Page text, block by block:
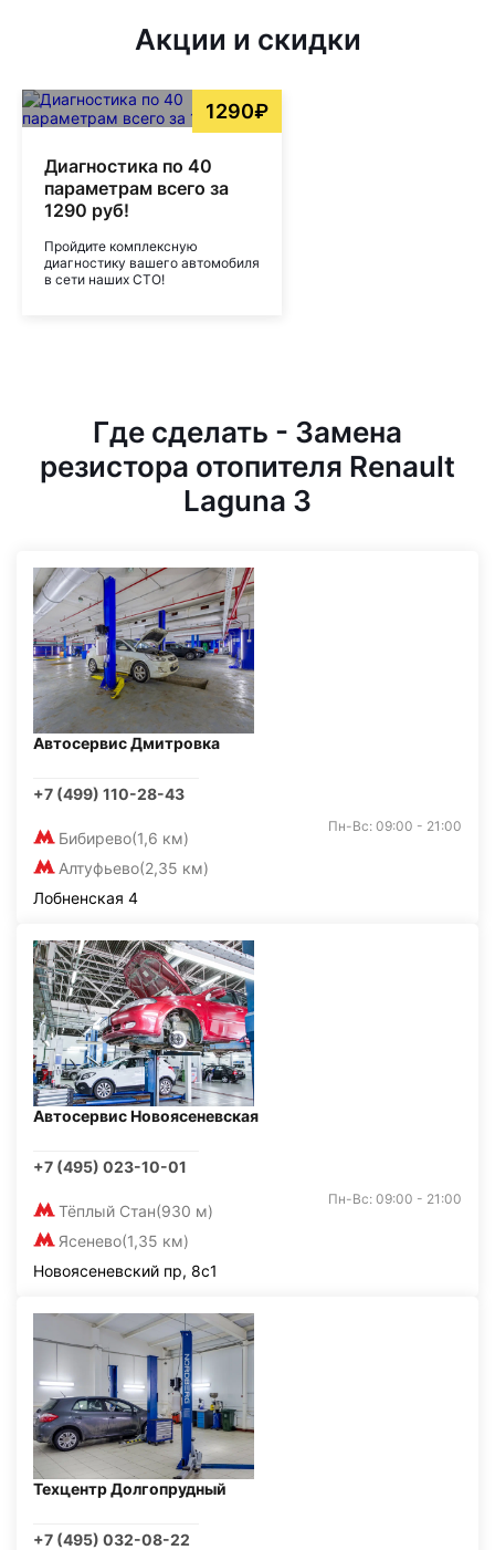
Акции и скидки
1290₽
Диагностика по 40
параметрам всего за
1290 руб!
Пройдите комплексную
диагностику вашего автомобиля
в сети наших СТО!
Где сделать - Замена
резистора отопителя Renault
Laguna 3
Автосервис Дмитровка
+7 (499) 110-28-43
Бибирево(1,6 км)
Алтуфьево(2,35 км)
Пн-Вс: 09:00 - 21:00
Лобненская 4
Автосервис Новоясеневская
+7 (495) 023-10-01
Тёплый Стан(930 м)
Ясенево(1,35 км)
Пн-Вс: 09:00 - 21:00
Новоясеневский пр, 8с1
Техцентр Долгопрудный
+7 (495) 032-08-22